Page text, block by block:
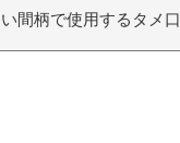
間柄で使用するタメ口